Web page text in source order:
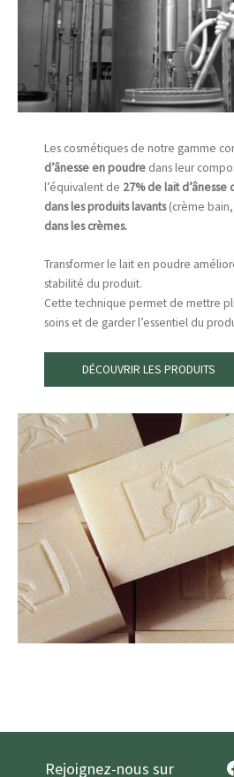
Les cosmétiques de notre gamme
d’ânesse en poudre dans leur
l’équivalent de 27% de lait d’ânesse
dans les produits lavants(crème
dans les crèmes.
Transformer le lait en poudre
stabilité du produit.
Cette technique permet de mettre
soins et de garder l’essentiel du
DÉCOUVRIR LES PRODUITS
Rejoignez-nous sur